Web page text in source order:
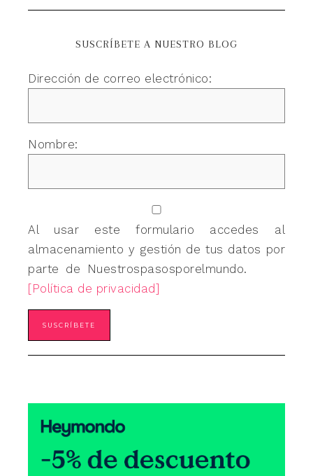
SUSCRÍBETE A NUESTRO BLOG
Dirección de correo electrónico:
Nombre:
Al usar este formulario accedes al
almacenamiento y gestión de tus datos por
parte de Nuestrospasosporelmundo.
[Política de privacidad]